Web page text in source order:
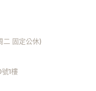
二 固定公休)
1樓